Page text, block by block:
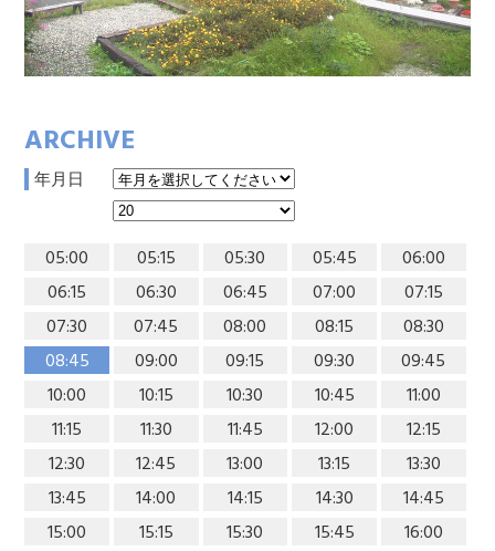
ARCHIVE
年月日
05:00 05:15 05:30 05:45
06:00
06:15
06:30 06:45 07:00
07:15
07:30
07:45 08:00 08:15
08:30
08:45
09:00 09:15 09:30
09:45
10:00
10:15 10:30 10:45
11:00
11:15
11:30 11:45 12:00
12:15
12:30
12:45 13:00 13:15
13:30
13:45
14:00 14:15 14:30
14:45
15:00
15:15 15:30 15:45
16:00